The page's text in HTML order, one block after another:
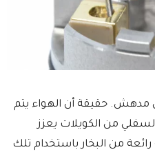
مدهش. حقيقة أن الهواء يتم
من الكويلات يعزز
من البخار باستخدام تلك